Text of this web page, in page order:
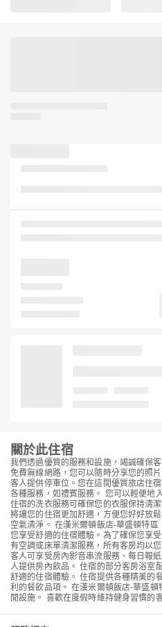
關於此住宿
我們透過優質的服務和設施，竭誠確保
免費無線網路，您可以隨時分享您的照
客人提供停車位。您在這間優質旅店住
各種服務，如禮賓服務。 您可以輕便地
住宿的洗衣服務可確保您的衣服保持清
將讓您的住宿更加舒適，方便您好好放
空氣清淨。 在漢米爾頓飯店-華盛頓特
您享受舒適的住宿體驗。為了確保您享
有空調或床單清潔服務，所有客房均以
客人可享受房內影音串流服務、每日報
人提供房內飲品。 住宿的部分客房浴室
舒適的住宿體驗。 住宿提供各種精美的
利的餐飲品項。 在漢米爾頓飯店-華盛
閒設施。 喜歡在度假時維持健身習慣的